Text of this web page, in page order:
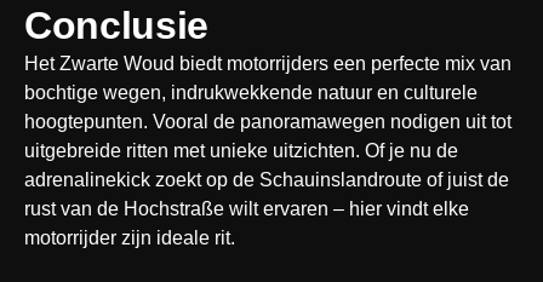
Conclusie
Het Zwarte Woud biedt motorrijders een perfecte mix van
bochtige wegen, indrukwekkende natuur en culturele
hoogtepunten. Vooral de panoramawegen nodigen uit tot
uitgebreide ritten met unieke uitzichten. Of je nu de
adrenalinekick zoekt op de Schauinslandroute of juist de
rust van de Hochstraße wilt ervaren – hier vindt elke
motorrijder zijn ideale rit.